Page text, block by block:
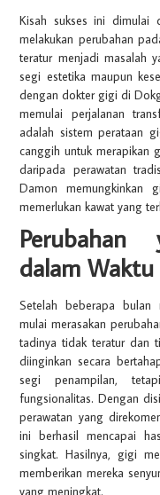
Kisah sukses ini dimulai
melakukan perubahan
teratur menjadi masalah
segi estetika maupun
dengan dokter gigi di
memulai perjalanan
adalah sistem perataan
canggih untuk merapikan
daripada perawatan
Damon memungkinkan
memerlukan kawat yang
Perubahan
dalam
Setelah beberapa bulan
mulai merasakan
tadinya tidak teratur dan
diinginkan secara
segi penampilan,
fungsionalitas. Dengan
perawatan yang
ini berhasil mencapai
singkat. Hasilnya, gigi
memberikan mereka
yang meningkat.